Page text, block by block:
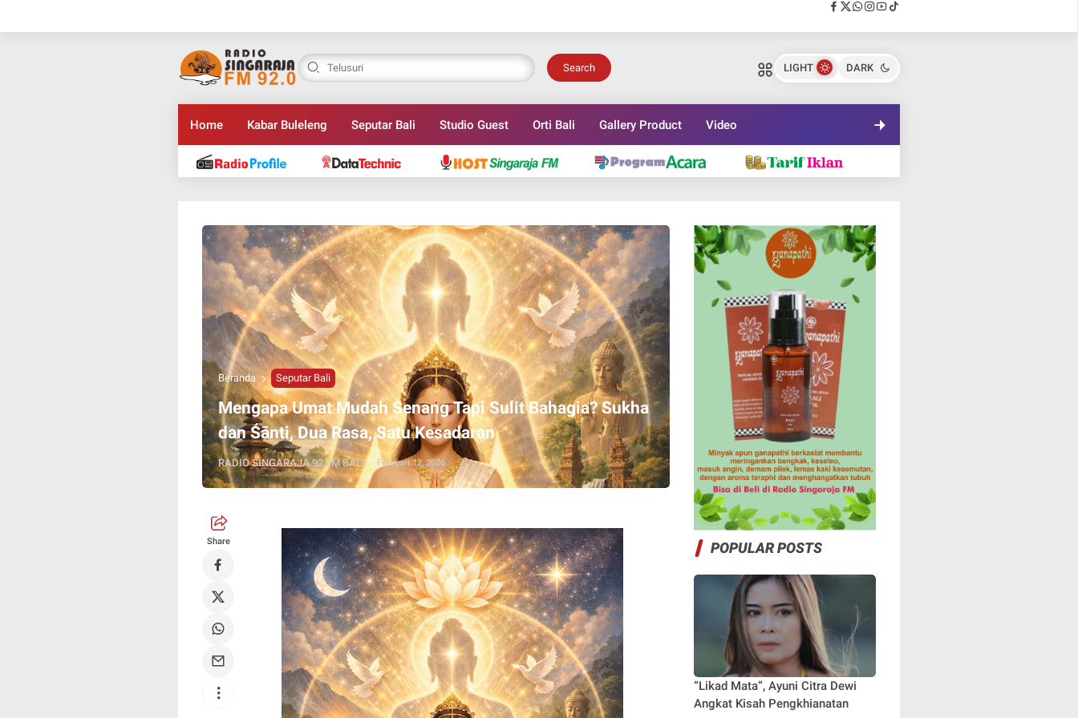
Search LIGHT DARK
Home Kabar Buleleng Seputar Bali Studio Guest Orti Bali Gallery Product Video
Beranda Seputar Bali
Mengapa Umat Mudah Senang Tapi Sulit Bahagia? Sukha
dan Śānti, Dua Rasa, Satu Kesadaran
RADIO SINGARAJA 92 FM BALI Februari 12, 2026
Share POPULAR POSTS
“Likad Mata”, Ayuni Citra Dewi
Angkat Kisah Pengkhianatan